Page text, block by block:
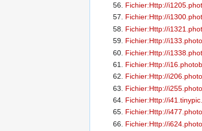
Fichier:Http://
Fichier:Http://
Fichier:Http://
Fichier:Http://
Fichier:Http://
Fichier:Http://
Fichier:Http://
Fichier:Http://
Fichier:Http://
Fichier:Http://
Fichier:Http://